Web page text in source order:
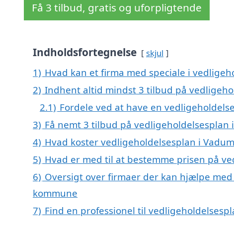
Få 3 tilbud, gratis og uforpligtende
Indholdsfortegnelse skjul
1) Hvad kan et firma med speciale i
2) Indhent altid mindst 3 tilbud på
2.1) Fordele ved at have en
3) Få nemt 3 tilbud på
4) Hvad koster vedligeholdelsesplan i
5) Hvad er med til at bestemme prisen på
6) Oversigt over firmaer der kan hjælpe
kommune
7) Find en professionel til